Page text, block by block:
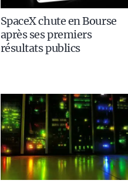
SpaceX chute en Bourse
après ses premiers
résultats publics